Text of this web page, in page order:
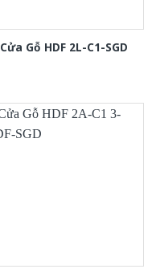
Cửa Gỗ HDF 2L-C1-SGD